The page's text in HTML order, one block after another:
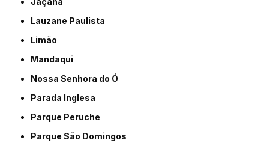
Lauzane Paulista
Limão
Mandaqui
Nossa Senhora do Ó
Parada Inglesa
Parque Peruche
Parque São Domingos